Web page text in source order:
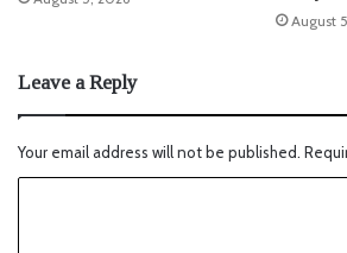
August
Leave a Reply
Your email address will not be published.